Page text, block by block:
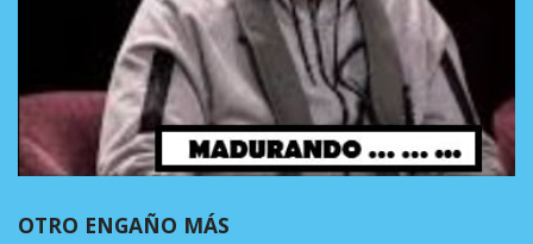
OTRO ENGAÑO MÁS